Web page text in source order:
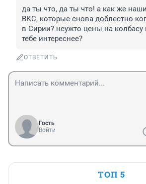
да ты что, да ты что! а как же
ВКС, которые снова доблестно
в Сирии? неужто цены на
тебе интереснее?
ОТВЕТИТЬ
Гость
Войти
ТОП 5